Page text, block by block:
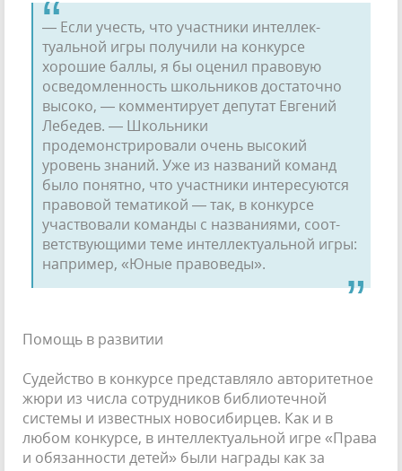
— Если учесть, что участники интеллек­
туальной игры получили на конкурсе
хорошие баллы, я бы оценил правовую
осведом­ленность школьников достаточно
высоко, — комментирует депутат Евгений
Лебедев. — Школьники
продемонстрировали очень вы­сокий
уровень знаний. Уже из названий ко­манд
было понятно, что участники интересу­ются
правовой тематикой — так, в конкурсе
участвовали команды с названиями, соот­
ветствующими теме интеллектуальной игры:
например, «Юные правоведы».
Помощь в развитии
Судейство в конкурсе представляло ав­торитетное
жюри из числа сотрудников би­блиотечной
системы и известных новоси­бирцев. Как и в
любом конкурсе, в интеллек­туальной игре «Права
и обязанности детей» были награды как за